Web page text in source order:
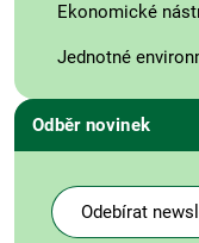
Ekonomické
Jednotné
Odběr novinek
Odebírat